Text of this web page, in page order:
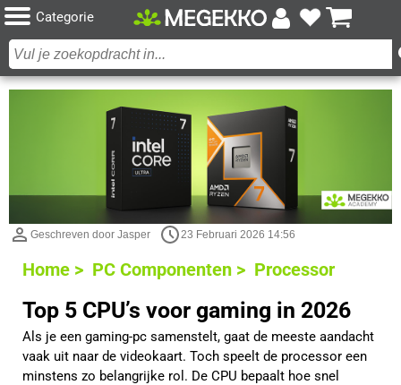
Categorie
Geschreven door Jasper 23 Februari 2026 14:56
Home > PC Componenten > Processor
Top 5 CPU’s voor gaming in 2026
Als je een gaming-pc samenstelt, gaat de meeste aandacht
vaak uit naar de videokaart. Toch speelt de processor een
minstens zo belangrijke rol. De CPU bepaalt hoe snel